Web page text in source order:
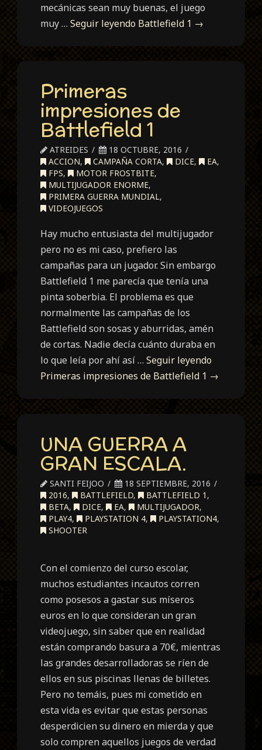
mecánicas sean muy buenas, el juego
muy …Seguir leyendo Battlefield 1 →
Primeras
impresiones de
Battlefield 1
ATREIDES
18 OCTUBRE, 2016
ACCION, CAMPAÑA CORTA, DICE, EA,
FPS, MOTOR FROSTBITE,
MULTIJUGADOR ENORME,
PRIMERA GUERRA MUNDIAL,
VIDEOJUEGOS
Hay mucho entusiasta del multijugador
pero no es mi caso, prefiero las
campañas para un jugador. Sin embargo
Battlefield 1 me parecía que tenía una
pinta soberbia. El problema es que
normalmente las campañas de los
Battlefield son sosas y aburridas, amén
de cortas. Nadie decía cuánto duraba en
lo que leía por ahí así …Seguir leyendo
Primeras impresiones de Battlefield 1 →
UNA GUERRA A
GRAN ESCALA.
SANTI FEIJOO
18 SEPTIEMBRE, 2016
2016, BATTLEFIELD, BATTLEFIELD 1 ,
BETA, DICE, EA, MULTIJUGADOR,
PLAY4, PLAYSTATION 4, PLAYSTATION4,
SHOOTER
Con el comienzo del curso escolar,
muchos estudiantes incautos corren
como posesos a gastar sus míseros
euros en lo que consideran un gran
videojuego, sin saber que en realidad
están comprando basura a 70€, mientras
las grandes desarrolladoras se ríen de
ellos en sus piscinas llenas de billetes.
Pero no temáis, pues mi cometido en
esta vida es evitar que estas personas
desperdicien su dinero en mierda y que
solo compren aquellos juegos de verdad